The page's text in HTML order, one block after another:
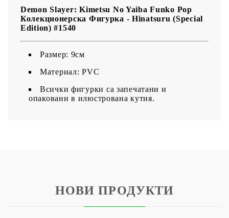
Demon Slayer: Kimetsu No Yaiba Funko Pop
Колекционерска Фигурка - Hinatsuru (Special
Edition) #1540
Размер: 9см
Материал: PVC
Всички фигурки са запечатани и
опаковани в илюстрована кутия.
НОВИ ПРОДУКТИ